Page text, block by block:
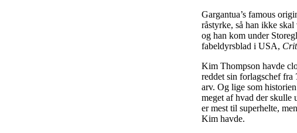
Gargantua’s famous
råstyrke, så han ikke
og han kom under
fabeldyrsblad i USA,
Kim Thompson havde
reddet sin forlagschef fra
arv. Og lige som
meget af hvad der skulle
er mest til superhelte,
Kim havde.